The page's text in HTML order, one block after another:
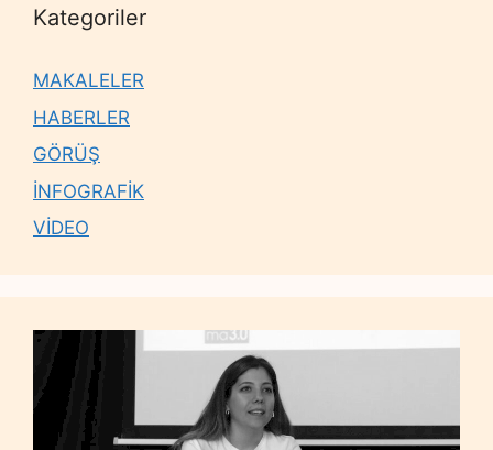
Kategoriler
MAKALELER
HABERLER
GÖRÜŞ
İNFOGRAFİK
VİDEO